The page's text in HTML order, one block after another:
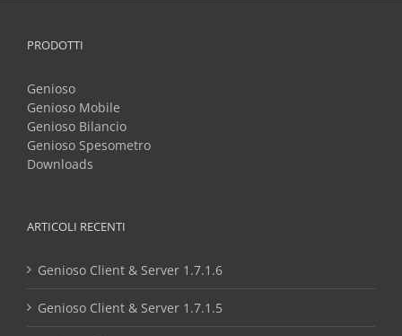
PRODOTTI
Genioso
Genioso Mobile
Genioso Bilancio
Genioso Spesometro
Downloads
ARTICOLI RECENTI
Genioso Client & Server 1.7.1.6
Genioso Client & Server 1.7.1.5